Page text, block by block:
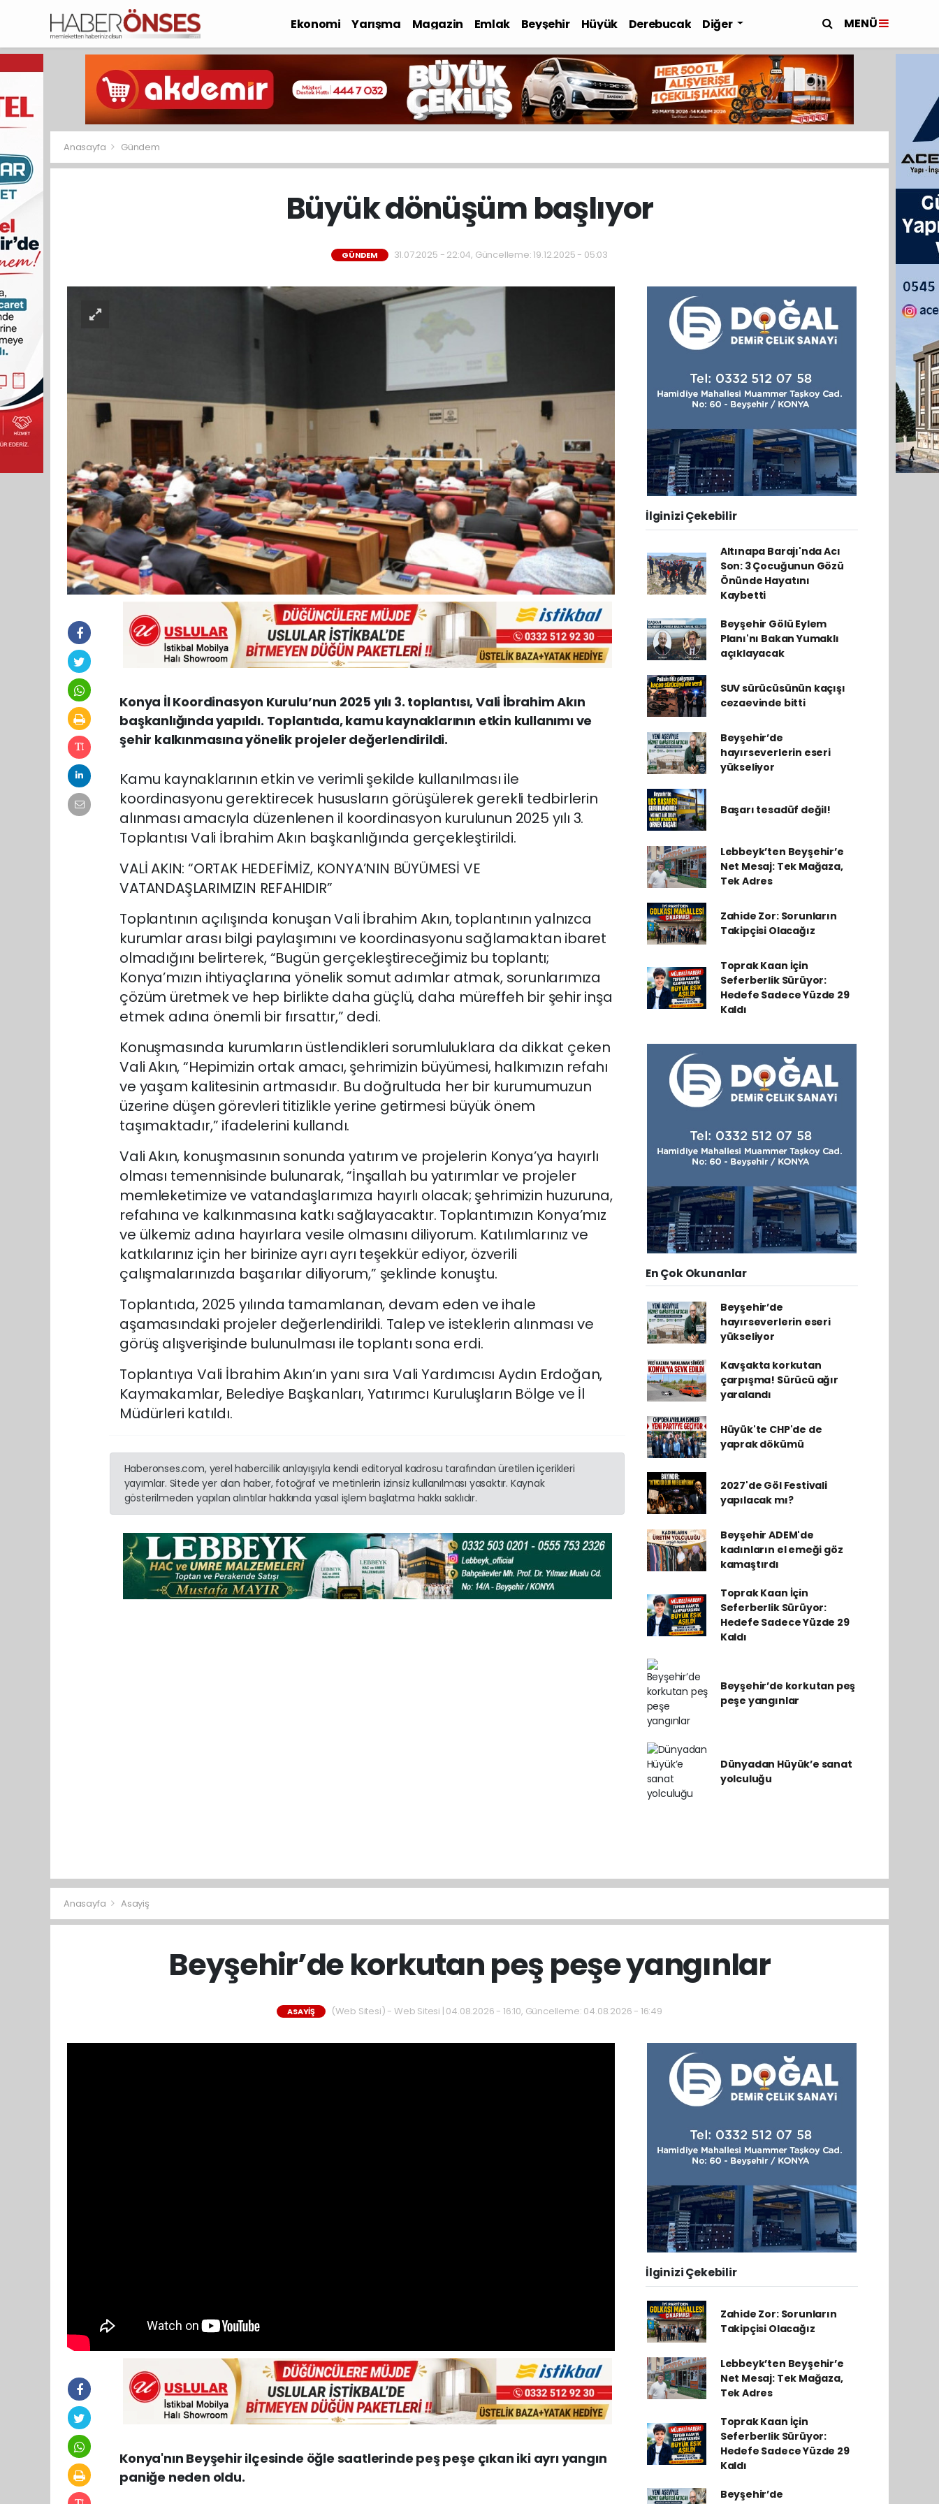
Ekonomi Yarışma Magazin Emlak Beyşehir Hüyük Derebucak Diğer MENÜ
Anasayfa Gündem
Büyük dönüşüm başlıyor
GÜNDEM 31.07.2025 - 22:04, Güncelleme: 19.12.2025 - 05:03
Konya İl Koordinasyon Kurulu’nun 2025 yılı 3. toplantısı, Vali İbrahim Akın
başkanlığında yapıldı. Toplantıda, kamu kaynaklarının etkin kullanımı ve
şehir kalkınmasına yönelik projeler değerlendirildi.
Kamu kaynaklarının etkin ve verimli şekilde kullanılması ile
koordinasyonu gerektirecek hususların görüşülerek gerekli tedbirlerin
alınması amacıyla düzenlenen il koordinasyon kurulunun 2025 yılı 3.
Toplantısı Vali İbrahim Akın başkanlığında gerçekleştirildi.
VALİ AKIN: “ORTAK HEDEFİMİZ, KONYA’NIN BÜYÜMESİ VE
VATANDAŞLARIMIZIN REFAHIDIR”
Toplantının açılışında konuşan Vali İbrahim Akın, toplantının yalnızca
kurumlar arası bilgi paylaşımını ve koordinasyonu sağlamaktan ibaret
olmadığını belirterek, “Bugün gerçekleştireceğimiz bu toplantı;
Konya’mızın ihtiyaçlarına yönelik somut adımlar atmak, sorunlarımıza
çözüm üretmek ve hep birlikte daha güçlü, daha müreffeh bir şehir inşa
etmek adına önemli bir fırsattır,” dedi.
Konuşmasında kurumların üstlendikleri sorumluluklara da dikkat çeken
Vali Akın, “Hepimizin ortak amacı, şehrimizin büyümesi, halkımızın refahı
ve yaşam kalitesinin artmasıdır. Bu doğrultuda her bir kurumumuzun
üzerine düşen görevleri titizlikle yerine getirmesi büyük önem
taşımaktadır,” ifadelerini kullandı.
Vali Akın, konuşmasının sonunda yatırım ve projelerin Konya’ya hayırlı
olması temennisinde bulunarak, “İnşallah bu yatırımlar ve projeler
memleketimize ve vatandaşlarımıza hayırlı olacak; şehrimizin huzuruna,
refahına ve kalkınmasına katkı sağlayacaktır. Toplantımızın Konya’mız
ve ülkemiz adına hayırlara vesile olmasını diliyorum. Katılımlarınız ve
katkılarınız için her birinize ayrı ayrı teşekkür ediyor, özverili
çalışmalarınızda başarılar diliyorum,” şeklinde konuştu.
Toplantıda, 2025 yılında tamamlanan, devam eden ve ihale
aşamasındaki projeler değerlendirildi. Talep ve isteklerin alınması ve
görüş alışverişinde bulunulması ile toplantı sona erdi.
Toplantıya Vali İbrahim Akın’ın yanı sıra Vali Yardımcısı Aydın Erdoğan,
Kaymakamlar, Belediye Başkanları, Yatırımcı Kuruluşların Bölge ve İl
Müdürleri katıldı.
Haberonses.com, yerel habercilik anlayışıyla kendi editoryal kadrosu tarafından üretilen içerikleri
yayımlar. Sitede yer alan haber, fotoğraf ve metinlerin izinsiz kullanılması yasaktır. Kaynak
gösterilmeden yapılan alıntılar hakkında yasal işlem başlatma hakkı saklıdır.
İlginizi Çekebilir
Altınapa Barajı'nda Acı
Son: 3 Çocuğunun Gözü
Önünde Hayatını
Kaybetti
Beyşehir Gölü Eylem
Planı'nı Bakan Yumaklı
açıklayacak
SUV sürücüsünün kaçışı
cezaevinde bitti
Beyşehir’de
hayırseverlerin eseri
yükseliyor
Başarı tesadüf değil!
Lebbeyk’ten Beyşehir’e
Net Mesaj: Tek Mağaza,
Tek Adres
Zahide Zor: Sorunların
Takipçisi Olacağız
Toprak Kaan İçin
Seferberlik Sürüyor:
Hedefe Sadece Yüzde 29
Kaldı
En Çok Okunanlar
Beyşehir’de
hayırseverlerin eseri
yükseliyor
Kavşakta korkutan
çarpışma! Sürücü ağır
yaralandı
Hüyük'te CHP'de de
yaprak dökümü
2027'de Göl Festivali
yapılacak mı?
Beyşehir ADEM'de
kadınların el emeği göz
kamaştırdı
Toprak Kaan İçin
Seferberlik Sürüyor:
Hedefe Sadece Yüzde 29
Kaldı
Beyşehir’de korkutan peş
peşe yangınlar
Dünyadan Hüyük’e sanat
yolculuğu
Anasayfa Asayiş
Beyşehir’de korkutan peş peşe yangınlar
ASAYIŞ (Web Sitesi) - Web Sitesi | 04.08.2026 - 16:10, Güncelleme: 04.08.2026 - 16:49
Konya'nın Beyşehir ilçesinde öğle saatlerinde peş peşe çıkan iki ayrı yangın
paniğe neden oldu.
İlginizi Çekebilir
Zahide Zor: Sorunların
Takipçisi Olacağız
Lebbeyk’ten Beyşehir’e
Net Mesaj: Tek Mağaza,
Tek Adres
Toprak Kaan İçin
Seferberlik Sürüyor:
Hedefe Sadece Yüzde 29
Kaldı
Beyşehir’de